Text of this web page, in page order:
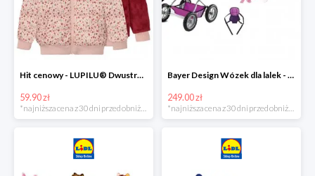
Hit cenowy - LUPILU® Dwustronna kurtka pikowana dziewczęca
59.90 zł
*najniższa cena z 30 dni przed obniżką
Bayer Design Wózek dla lalek - megazestaw
249.00 zł
*najniższa cena z 30 dni przed obniżką